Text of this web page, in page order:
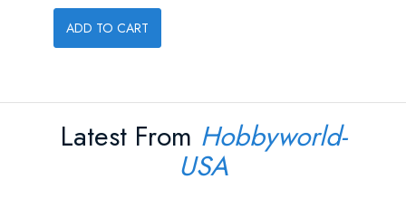
ADD TO CART
Latest From Hobbyworld-
USA